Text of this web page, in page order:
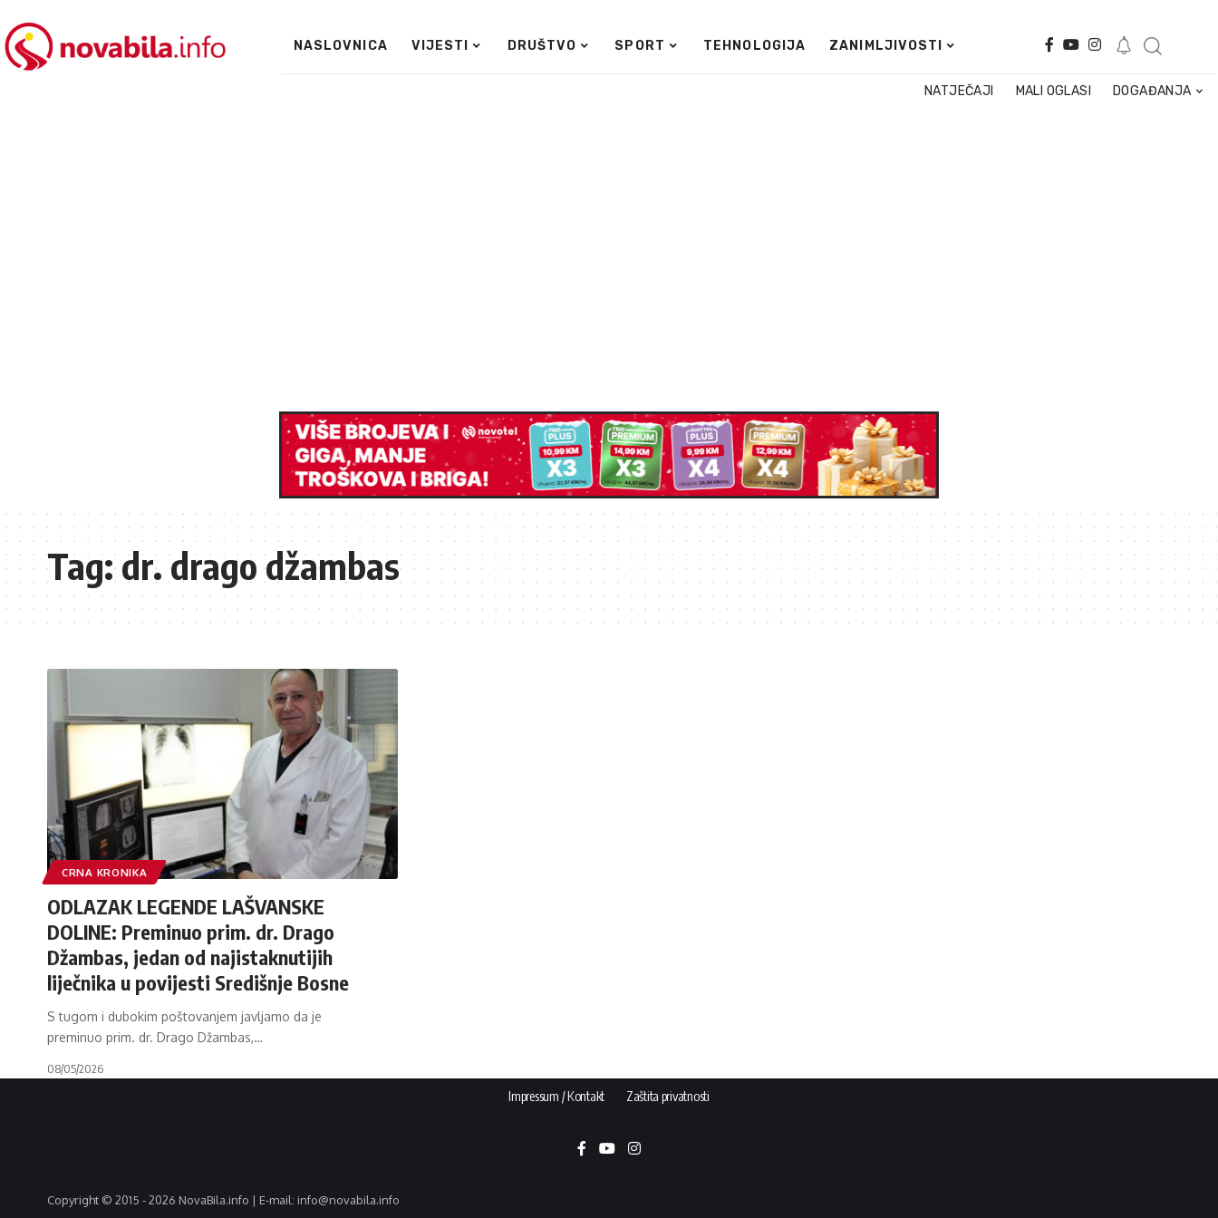
NASLOVNICA VIJESTI DRUŠTVO SPORT TEHNOLOGIJA ZANIMLJIVOSTI
NATJEČAJI MALI OGLASI DOGAĐANJA
Tag:dr. drago džambas
CRNA KRONIKA
ODLAZAK LEGENDE LAŠVANSKE
DOLINE: Preminuo prim. dr. Drago
Džambas, jedan od najistaknutijih
liječnika u povijesti Središnje Bosne
S tugom i dubokim poštovanjem javljamo da je
preminuo prim. dr. Drago Džambas,…
08/05/2026
Impressum / Kontakt Zaštita privatnosti
Copyright © 2015 - 2026 NovaBila.info | E-mail: info@novabila.info